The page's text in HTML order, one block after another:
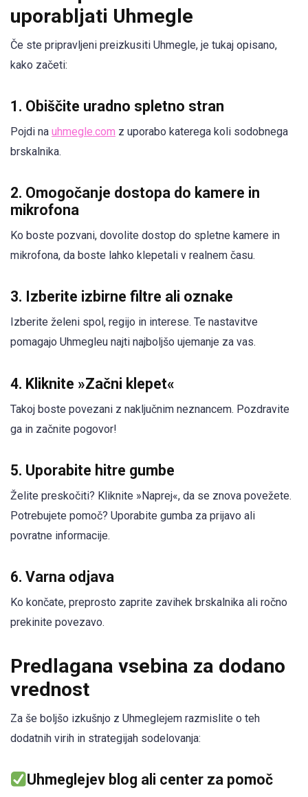
uporabljati Uhmegle
Če ste pripravljeni preizkusiti Uhmegle, je tukaj opisano,
kako začeti:
1. Obiščite uradno spletno stran
Pojdi na uhmegle.com z uporabo katerega koli sodobnega
brskalnika.
2. Omogočanje dostopa do kamere in
mikrofona
Ko boste pozvani, dovolite dostop do spletne kamere in
mikrofona, da boste lahko klepetali v realnem času.
3. Izberite izbirne filtre ali oznake
Izberite želeni spol, regijo in interese. Te nastavitve
pomagajo Uhmegleu najti najboljšo ujemanje za vas.
4. Kliknite »Začni klepet«
Takoj boste povezani z naključnim neznancem. Pozdravite
ga in začnite pogovor!
5. Uporabite hitre gumbe
Želite preskočiti? Kliknite »Naprej«, da se znova povežete.
Potrebujete pomoč? Uporabite gumba za prijavo ali
povratne informacije.
6. Varna odjava
Ko končate, preprosto zaprite zavihek brskalnika ali ročno
prekinite povezavo.
Predlagana vsebina za dodano
vrednost
Za še boljšo izkušnjo z Uhmeglejem razmislite o teh
dodatnih virih in strategijah sodelovanja:
Uhmeglejev blog ali center za pomoč